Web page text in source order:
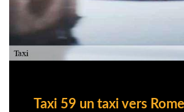
Taxi 59 un taxi vers